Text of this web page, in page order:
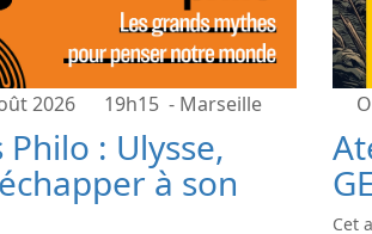
2026 19h15 - Marseille
: Ulysse,
à son
Cet